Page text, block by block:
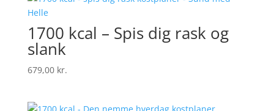
1700 kcal – Spis dig rask og
slank
679,00 kr.